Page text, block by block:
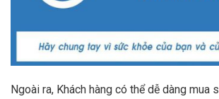
Ngoài ra, Khách hàng có thể dễ dàng mua